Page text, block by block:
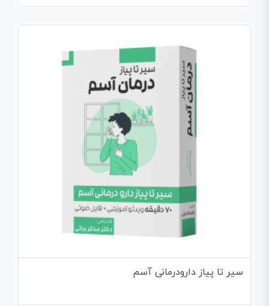
سیر تا پیاز دارودرمانی آسم